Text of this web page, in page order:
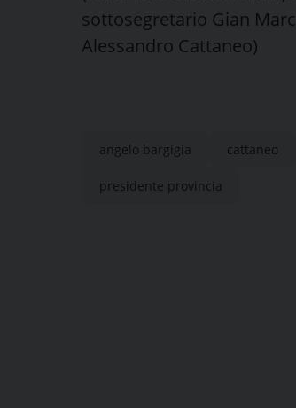
sottosegretario Gian
Alessandro Cattaneo)
angelo bargigia cattaneo
presidente provincia